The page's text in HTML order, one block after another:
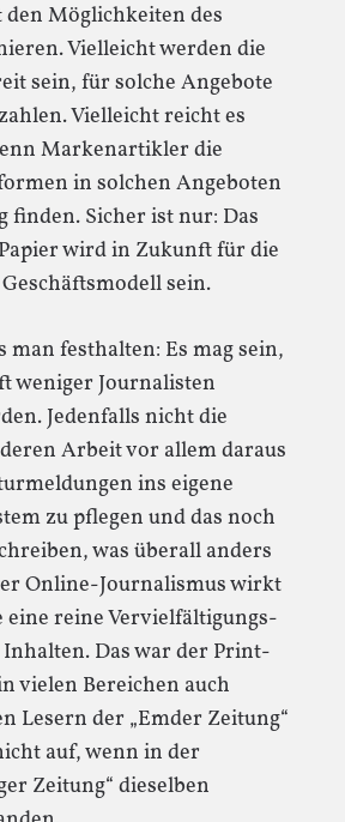
Möglichkeiten des
Vielleicht werden die
sein, für solche Angebote
Vielleicht reicht es
Markenartikler die
in solchen Angeboten
finden. Sicher ist nur: Das
wird in Zukunft für die
sein.
man festhalten: Es mag sein,
weniger Journalisten
Jedenfalls nicht die
Arbeit vor allem daraus
ins eigene
zu pflegen und das noch
was überall anders
Online-Journalismus wirkt
eine reine Vervielfältigungs-
Das war der Print-
vielen Bereichen auch
Lesern der „Emder Zeitung“
auf, wenn in der
Zeitung“ dieselben